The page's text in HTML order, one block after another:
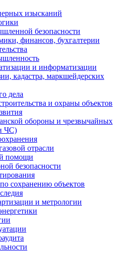
изысканий
безопасности
финансов, бухгалтерии
и информатизации
кадастра, маркшейдерских
дела
и охраны объектов
обороны и чрезвычайных
ЧС)
отрасли
помощи
безопасности
сохранению объектов
и метрологии